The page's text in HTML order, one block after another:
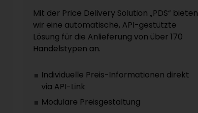
Mit der Price Delivery Solution „PDS“ bieten
wir eine automatische, API-gestützte
Lösung für die Anlieferung von über 170
Handelstypen an.
Individuelle Preis-Informationen direkt
via API-Link
Modulare Preisgestaltung